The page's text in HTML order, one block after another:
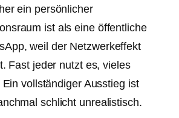
ein persönlicher
ist als eine öffentliche
weil der Netzwerkeffekt
Fast jeder nutzt es, vieles
vollständiger Ausstieg ist
schlicht unrealistisch.